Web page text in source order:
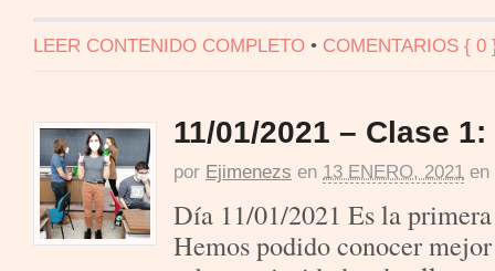
LEER CONTENIDO COMPLETO • COMENTARIOS { 0
11/01/2021 – Clase
por Ejimenezs en 13 ENERO, 2021 en
Día 11/01/2021 Es la
Hemos podido conocer